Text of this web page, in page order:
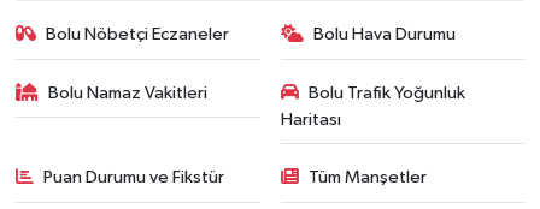
Bolu Nöbetçi Eczaneler Bolu Hava Durumu
Bolu Namaz Vakitleri
Bolu Trafik Yoğunluk
Haritası
Puan Durumu ve Fikstür Tüm Manşetler